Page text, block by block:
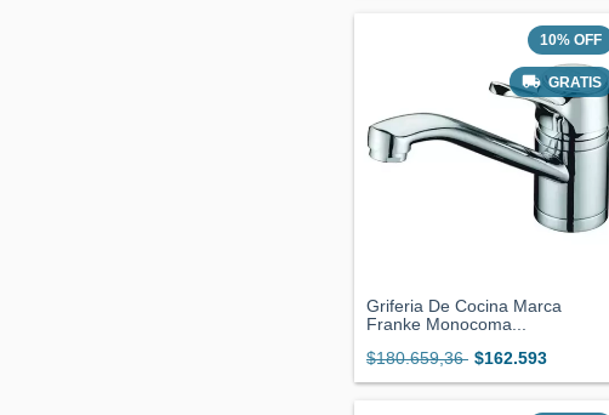
10% OFF
GRATIS
Griferia De Cocina Marca
Franke Monocoma...
$180.659,36 $162.593